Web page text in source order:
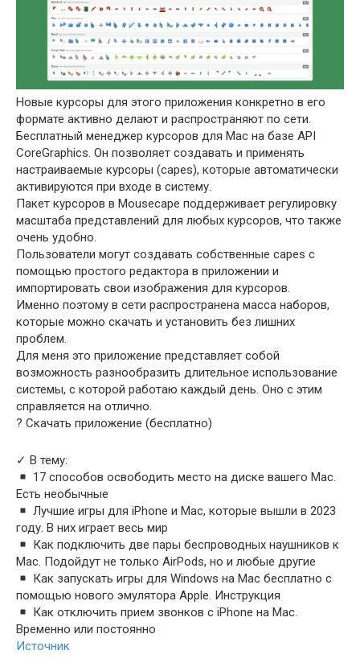
Новые курсоры для этого приложения конкретно в его
формате активно делают и распространяют по сети.
Бесплатный менеджер курсоров для Mac на базе API
CoreGraphics. Он позволяет создавать и применять
настраиваемые курсоры (capes), которые автоматически
активируются при входе в систему.
Пакет курсоров в Mousecape поддерживает регулировку
масштаба представлений для любых курсоров, что также
очень удобно.
Пользователи могут создавать собственные capes с
помощью простого редактора в приложении и
импортировать свои изображения для курсоров.
Именно поэтому в сети распространена масса наборов,
которые можно скачать и установить без лишних
проблем.
Для меня это приложение представляет собой
возможность разнообразить длительное использование
системы, с которой работаю каждый день. Оно с этим
справляется на отлично.
? Скачать приложение (бесплатно)
✓ В тему:
17 способов освободить место на диске вашего Mac.
Есть необычные
Лучшие игры для iPhone и Mac, которые вышли в 2023
году. В них играет весь мир
Как подключить две пары беспроводных наушников к
Mac. Подойдут не только AirPods, но и любые другие
Как запускать игры для Windows на Mac бесплатно с
помощью нового эмулятора Apple. Инструкция
Как отключить прием звонков с iPhone на Mac.
Временно или постоянно
Источник